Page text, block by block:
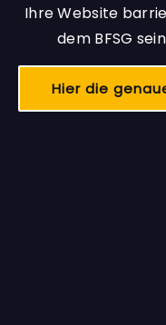
Ihre Website
dem BFSG
Hier die